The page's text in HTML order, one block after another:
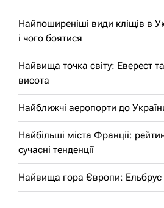
Найпоширеніші види кліщів в
і чого боятися
Найвища точка світу: Еверест
висота
Найближчі аеропорти до
Найбільші міста Франції:
сучасні тенденції
Найвища гора Європи: